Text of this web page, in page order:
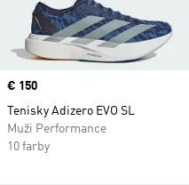
Price
€ 150
Tenisky Adizero EVO SL
Muži Performance
10 farby